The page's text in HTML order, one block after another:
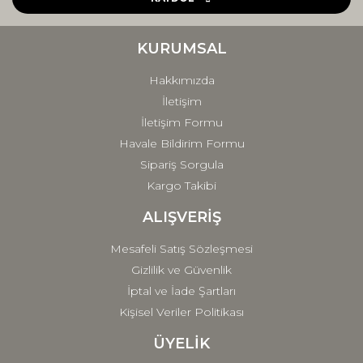
Ürün fiyatı diğer sitelerden daha pahalı.
Gönder
KURUMSAL
Hakkımızda
İletişim
İletişim Formu
Havale Bildirim Formu
Sipariş Sorgula
Kargo Takibi
ALIŞVERİŞ
Mesafeli Satış Sözleşmesi
Gizlilik ve Güvenlik
İptal ve İade Şartları
Kişisel Veriler Politikası
ÜYELİK